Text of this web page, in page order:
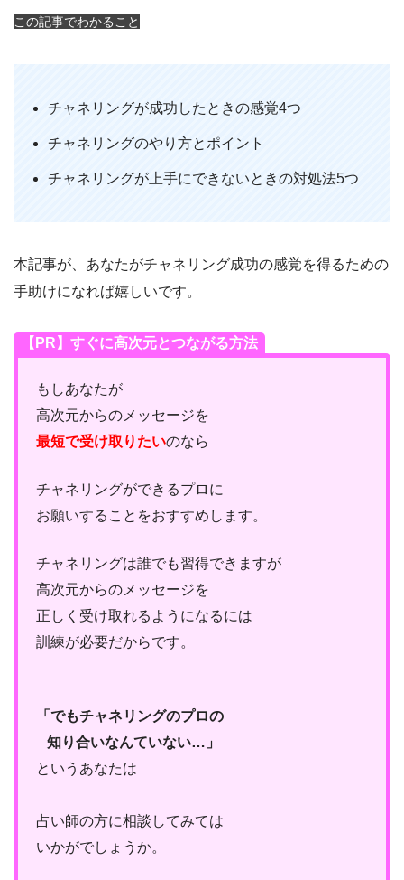
この記事でわかること
チャネリングが成功したときの感覚4つ
チャネリングのやり方とポイント
チャネリングが上手にできないときの対処法5つ
本記事が、あなたがチャネリング成功の感覚を得るための
手助けになれば嬉しいです。
【PR】すぐに高次元とつながる方法
もしあなたが
高次元からのメッセージを
最短で受け取りたいのなら
チャネリングができるプロに
お願いすることをおすすめします。
チャネリングは誰でも習得できますが
高次元からのメッセージを
正しく受け取れるようになるには
訓練が必要だからです。
「でもチャネリングのプロの
知り合いなんていない…」
というあなたは
占い師の方に相談してみては
いかがでしょうか。